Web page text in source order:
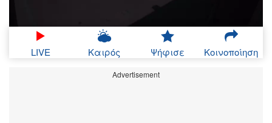
LIVE Καιρός Ψήφισε Κοινοποίηση
Advertisement